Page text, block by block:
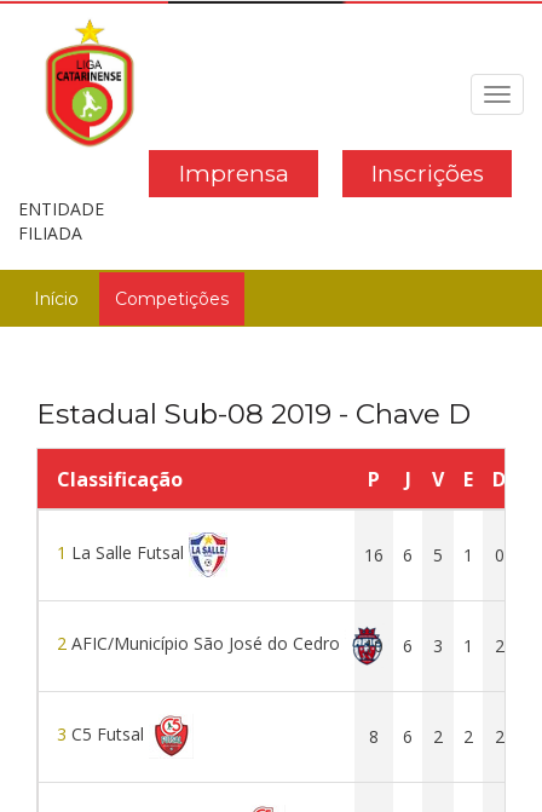
Inscrições
Imprensa
ENTIDADE
FILIADA
Início Competições
Estadual Sub-08 2019 - Chave D
Classificação P J V E D
1 La Salle Futsal 16 6 5 1 0
2 AFIC/Município São José do Cedro 10 6 3 1 2
3 C5 Futsal 8 6 2 2 2